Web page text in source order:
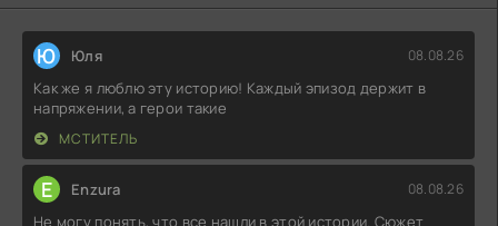
Ю Юля 08.08.26
Как же я люблю эту историю! Каждый эпизод держит в
напряжении, а герои такие
МСТИТЕЛЬ
E Enzura 08.08.26
Не могу понять, что все нашли в этой истории. Сюжет